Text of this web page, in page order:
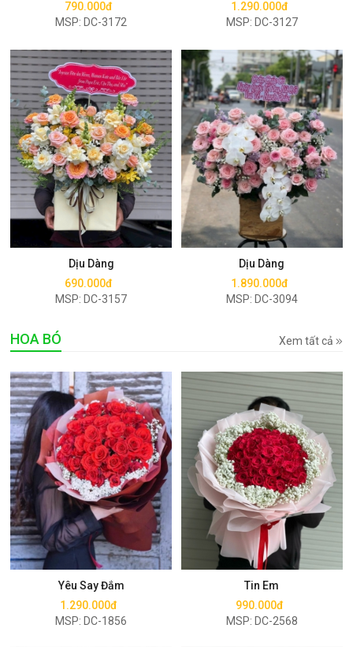
790.000đ
MSP: DC-3172
1.290.000đ
MSP: DC-3127
Dịu Dàng
690.000đ
MSP: DC-3157
Mua ngay
Dịu Dàng
1.890.000đ
MSP: DC-3094
Mua ngay
HOA BÓ Xem tất cả
Yêu Say Đắm
1.290.000đ
MSP: DC-1856
Mua ngay
Tin Em
990.000đ
MSP: DC-2568
Mua ngay